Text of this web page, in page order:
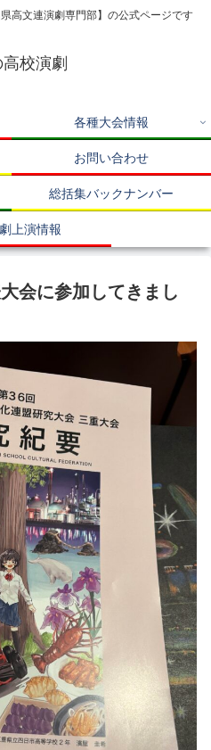
高文連演劇専門部】の公式ページです
校演劇
各種大会情報
お問い合わせ
総括集バックナンバー
上演情報
会に参加してきまし